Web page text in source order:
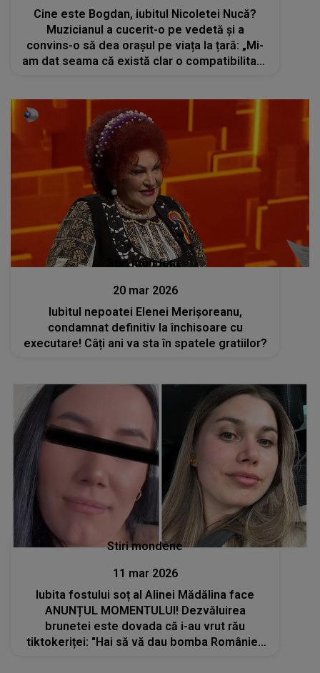
Cine este Bogdan, iubitul Nicoletei Nucă?
Muzicianul a cucerit-o pe vedetă și a
convins-o să dea orașul pe viața la țară: „Mi-
am dat seama că există clar o compatibilitate
Stiri mondene
20 mar 2026
Iubitul nepoatei Elenei Merișoreanu,
condamnat definitiv la închisoare cu
executare! Câți ani va sta în spatele gratiilor?
Stiri mondene
11 mar 2026
Iubita fostului soț al Alinei Mădălina face
ANUNȚUL MOMENTULUI! Dezvăluirea
brunetei este dovada că i-au vrut rău
tiktokeriței: "Hai să vă dau bomba României.